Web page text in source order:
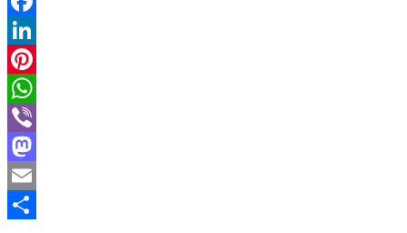
Facebook
LinkedIn
Pinterest
WhatsApp
Viber
Mastodon
Email